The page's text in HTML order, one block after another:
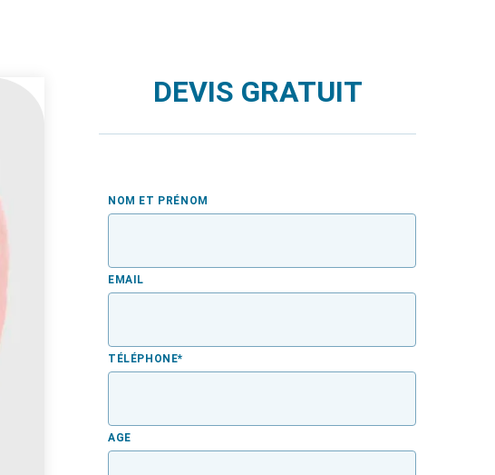
DEVIS GRATUIT
NOM ET PRÉNOM
EMAIL
TÉLÉPHONE*
AGE